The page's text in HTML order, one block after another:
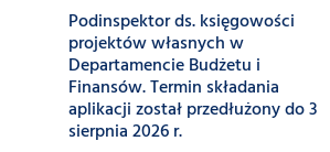
Podinspektor ds. księgowości
projektów własnych w
Departamencie Budżetu i
Finansów. Termin składania
aplikacji został przedłużony do 3
sierpnia 2026 r.